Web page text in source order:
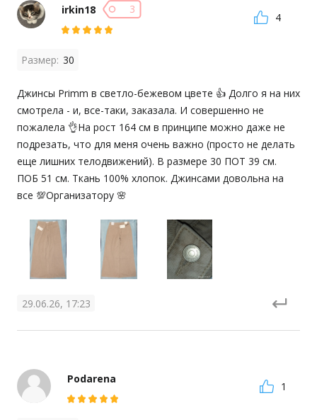
irkin18 3
4
Размер: 30
Джинсы Primm в светло-бежевом цвете 👍 Долго я на них
смотрела - и, все-таки, заказала. И совершенно не
пожалела 👌На рост 164 см в принципе можно даже не
подрезать, что для меня очень важно (просто не делать
еще лишних телодвижений). В размере 30 ПОТ 39 см.
ПОБ 51 см. Ткань 100% хлопок. Джинсами довольна на
все 💯Организатору 🌸
29.06.26, 17:23
Podarena
1